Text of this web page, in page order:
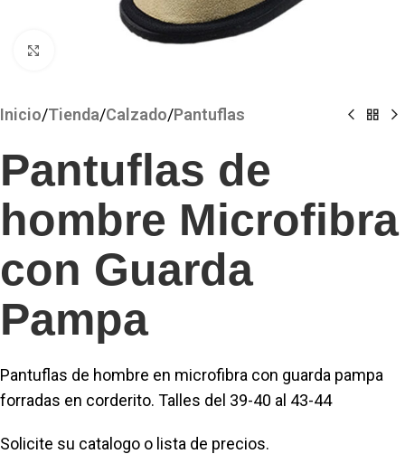
Clickee para agrandar
Inicio/Tienda/Calzado/Pantuflas
Pantuflas de
hombre Microfibra
con Guarda
Pampa
Pantuflas de hombre en microfibra con guarda pampa
forradas en corderito. Talles del 39-40 al 43-44
Solicite su catalogo o lista de precios.